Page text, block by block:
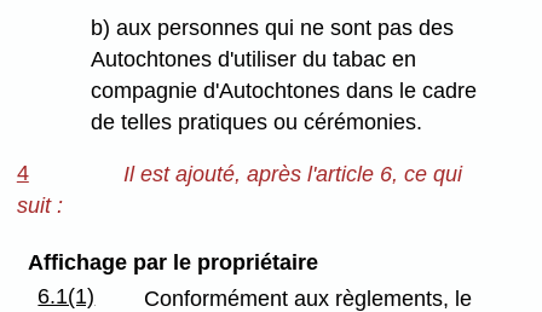
b) aux personnes qui ne sont pas des
Autochtones d'utiliser du tabac en
compagnie d'Autochtones dans le cadre
de telles pratiques ou cérémonies.
4
Il est ajouté, après l'article 6, ce qui
suit :
Affichage par le propriétaire
6.1(1)
Conformément aux règlements, le